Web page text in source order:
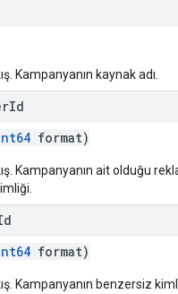
Kampanyanın kaynak adı.
Id
format)
Kampanyanın ait olduğu
format)
Kampanyanın benzersiz